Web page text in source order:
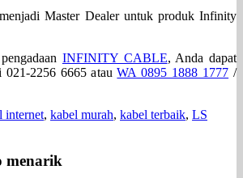
Master Dealer untuk produk Infinity
INFINITY CABLE, Anda dapat
021-2256 6665 atauWA 0895 1888 1777 /
internet, kabel murah, kabel terbaik, LS
menarik